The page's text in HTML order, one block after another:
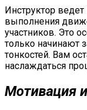
Инструктор ведет
выполнения
участников. Это
только начинают
тонкостей. Вам
наслаждаться
Мотивация